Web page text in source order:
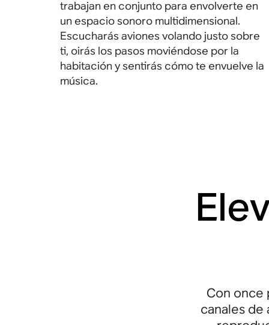
trabajan en conjunto para envolverte en
un espacio sonoro multidimensional.
Escucharás aviones volando justo sobre
ti, oirás los pasos moviéndose por la
habitación y sentirás cómo te envuelve la
música.
Con once
canales de